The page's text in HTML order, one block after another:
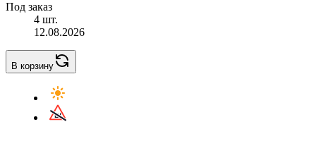
Под заказ
4 шт.
12.08.2026
В корзину